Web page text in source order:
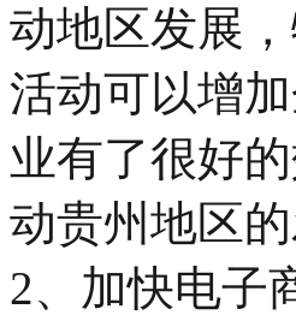
动地区发展
活动可以增
业有了很好
动贵州地区的
2、加快电子